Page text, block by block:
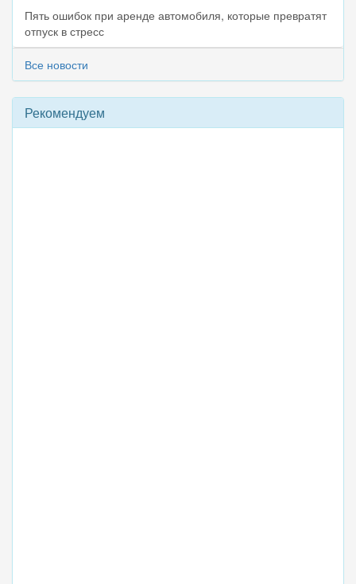
Пять ошибок при аренде автомобиля, которые превратят
отпуск в стресс
Все новости
Рекомендуем